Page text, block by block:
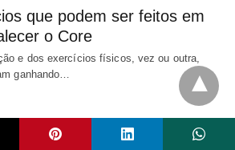
que podem ser feitos em
o Core
e dos exercícios físicos, vez ou outra,
ganhando…